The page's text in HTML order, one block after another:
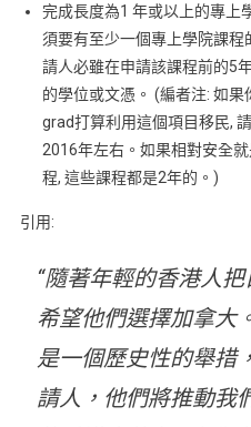
完成長度為1 年或以上的專上
須要有至少一個專上學院課
請人必雖在申請該課程前的5
的學位或文憑。 (編者注: 如
grad打算利用這個項目移民,
2016年左右。如果相對安全
程, 這些課程都是2年的。)
引用:
“隨著年輕的香港人
希望他們選擇加拿大
是一個歷史性的舉措
請人，他們將推動我